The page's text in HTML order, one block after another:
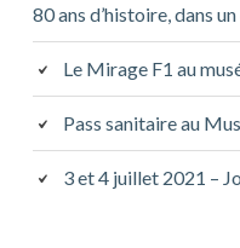
80 ans d’histoire, dans
Le Mirage F1 au
Pass sanitaire au
3 et 4 juillet 2021 –